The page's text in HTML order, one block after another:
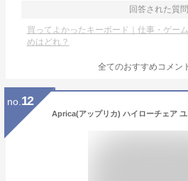
回答された質問
買ってよかったキーボード｜仕事・ゲー
めはどれ？
全てのおすすめコメン
no. 12